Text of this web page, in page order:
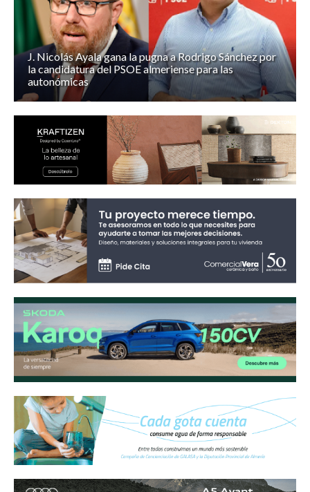
J. Nicolás Ayala gana la pugna a Rodrigo Sánchez por
la candidatura del PSOE almeriense para las
autonómicas